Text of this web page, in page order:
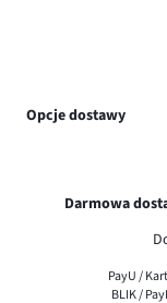
Opcje dostawy
Darmowa
PayU /
BLIK /